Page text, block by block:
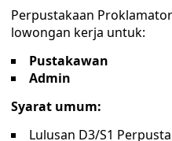
Perpustakaan
lowongan kerja untuk:
Pustakawan
Admin
Syarat umum:
Lulusan D3/S1